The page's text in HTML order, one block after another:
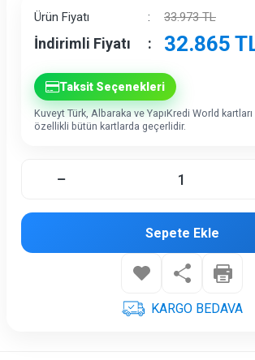
Ürün Fiyatı : 33.973TL
İndirimli Fiyatı : 32.865
Taksit Seçenekleri
Kuveyt Türk, Albaraka ve YapıKredi World
özellikli bütün kartlarda geçerlidir.
Sepete Ekle
KARGO BEDAVA